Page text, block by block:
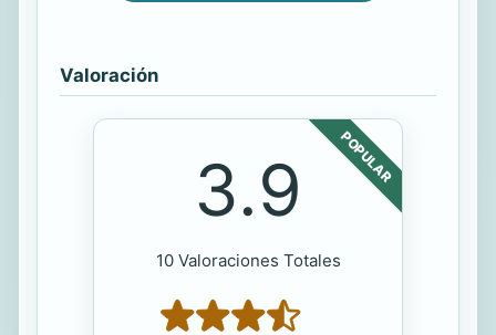
Valoración
POPULAR
3.9
10 Valoraciones Totales